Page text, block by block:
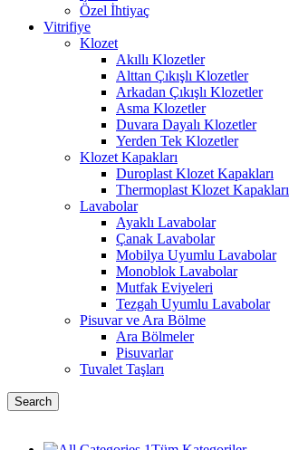
Özel İhtiyaç
Vitrifiye
Klozet
Akıllı Klozetler
Alttan Çıkışlı Klozetler
Arkadan Çıkışlı Klozetler
Asma Klozetler
Duvara Dayalı Klozetler
Yerden Tek Klozetler
Klozet Kapakları
Duroplast Klozet Kapakları
Thermoplast Klozet Kapakları
Lavabolar
Ayaklı Lavabolar
Çanak Lavabolar
Mobilya Uyumlu Lavabolar
Monoblok Lavabolar
Mutfak Eviyeleri
Tezgah Uyumlu Lavabolar
Pisuvar ve Ara Bölme
Ara Bölmeler
Pisuvarlar
Tuvalet Taşları
Search